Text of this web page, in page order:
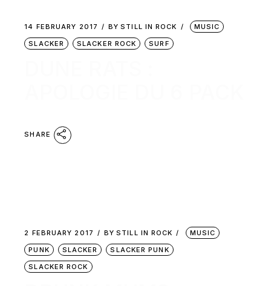
14 FEBRUARY 2017 BY STILL IN ROCK
MUSIC
SLACKER
SLACKER ROCK SURF
SHARE
2 FEBRUARY 2017 BY STILL IN ROCK
MUSIC
PUNK
SLACKER
SLACKER PUNK
SLACKER ROCK